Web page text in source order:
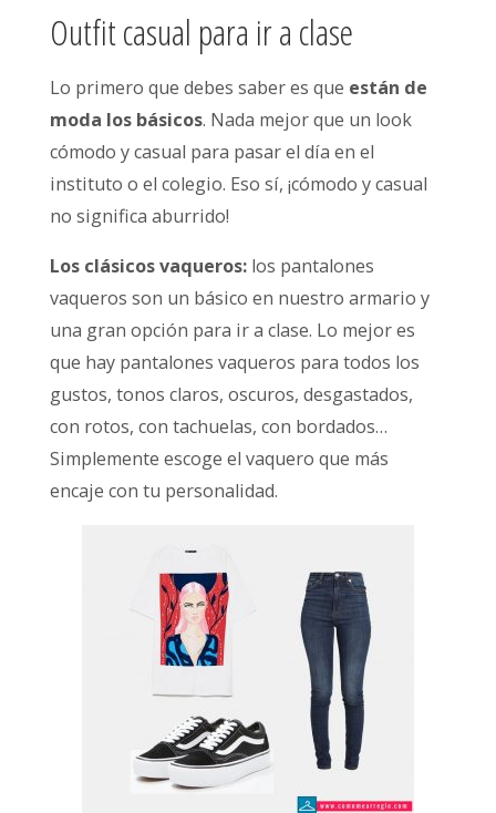
Outfit casual para ir a clase
Lo primero que debes saber es que están de
moda los básicos. Nada mejor que un look
cómodo y casual para pasar el día en el
instituto o el colegio. Eso sí, ¡cómodo y casual
no significa aburrido!
Los clásicos vaqueros:los pantalones
vaqueros son un básico en nuestro armario y
una gran opción para ir a clase. Lo mejor es
que hay pantalones vaqueros para todos los
gustos, tonos claros, oscuros, desgastados,
con rotos, con tachuelas, con bordados…
Simplemente escoge el vaquero que más
encaje con tu personalidad.